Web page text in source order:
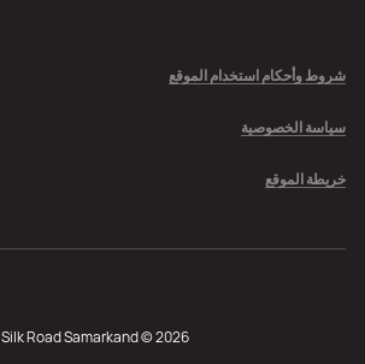
شروط وأحكام استخدام الموقع
سياسة الخصوصية
خريطة الموقع
Silk Road Samarkand © 2026